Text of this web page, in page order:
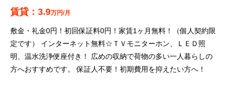
3.9万円/月
敷金・礼金0円！初回保証料0円！家賃1ヶ月無料！（個人契約限
定です） インターネット無料☆ＴＶモニターホン、ＬＥＤ照
明、温水洗浄便座付き！ 広めの収納で荷物の多い一人暮らしの
方へおすすめです。 保証人不要！初期費用を抑えたい方へ！